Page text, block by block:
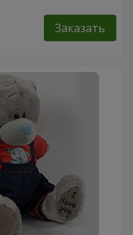
Заказать